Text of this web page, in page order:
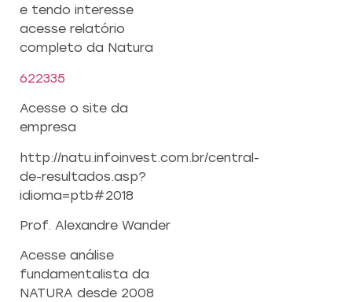
e tendo interesse
acesse relatório
completo da Natura
622335
Acesse o site da
empresa
http://natu.infoinvest.com.br/central-
de-resultados.asp?
idioma=ptb#2018
Prof. Alexandre Wander
Acesse análise
fundamentalista da
NATURA desde 2008